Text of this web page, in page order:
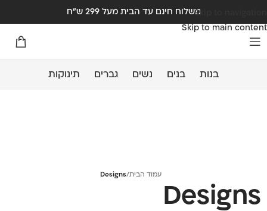
Skip to navigation
Skip to main content
משלוח חינם עד הבית מעל 299 ש"ח
בנות בנים נשים גברים תינוקות
עמוד הבית/
Designs
Designs